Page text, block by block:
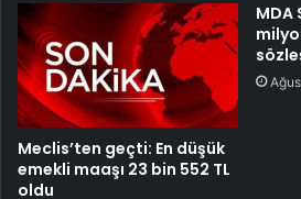
Meclis’ten geçti: En düşük
emekli maaşı 23 bin 552 TL
oldu
MDA